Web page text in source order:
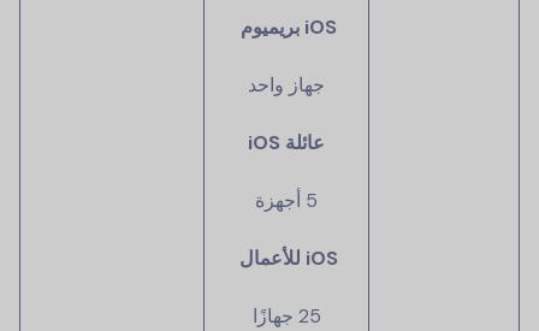
iOS بريميوم
جهاز واحد
عائلة iOS
5 أجهزة
iOS للأعمال
25 جهازًا